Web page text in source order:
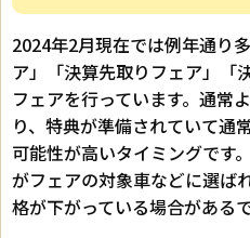
2024年2月現在では例年通り
ア」「決算先取りフェア」「
フェアを行っています。通常
り、特典が準備されていて通
可能性が高いタイミングです
がフェアの対象車などに選ば
格が下がっている場合があるで